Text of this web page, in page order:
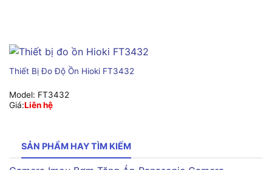
Thiết Bị Đo Độ Ồn Hioki FT3432
Model: FT3432
Giá:Liên hệ
SẢN PHẨM HAY TÌM KIẾM